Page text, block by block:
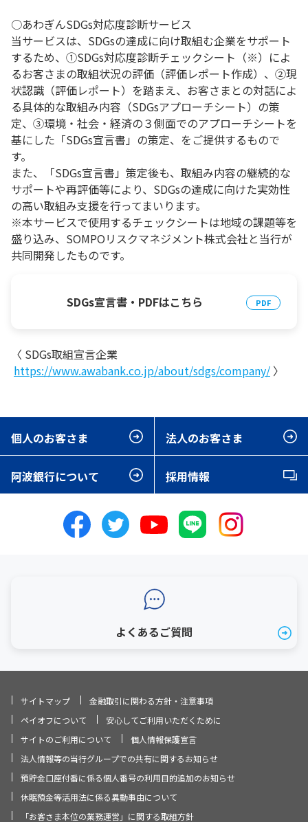
○あわぎんSDGs対応度診断サービス
当サービスは、SDGsの達成に向け取組む企業をサポート
するため、①SDGs対応度診断チェックシート（※）によ
るお客さまの取組状況の評価（評価レポート作成）、②現
状認識（評価レポート）を踏まえ、お客さまとの対話によ
る具体的な取組み内容（SDGsアプローチシート）の策
定、③環境・社会・経済の３側面でのアプローチシートを
基にした「SDGs宣言書」の策定、をご提供するもので
す。
また、「SDGs宣言書」策定後も、取組み内容の継続的な
サポートや再評価等により、SDGsの達成に向けた実効性
の高い取組み支援を行ってまいります。
※本サービスで使用するチェックシートは地域の課題等を
盛り込み、SOMPOリスクマネジメント株式会社と当行が
共同開発したものです。
SDGs宣言書・PDFはこちら
〈 SDGs取組宣言企業
https://www.awabank.co.jp/about/sdgs/company/ 〉
個人のお客さま 法人のお客さま
阿波銀行について 採用情報
よくあるご質問
サイトマップ
金融取引に関わる方針・注意事項
ペイオフについて
安心してご利用いただくために
サイトのご利用について
個人情報保護宣言
法人情報等の当行グループでの共有に関するお知らせ
預貯金口座付番に係る個人番号の利用目的追加のお知らせ
休眠預金等活用法に係る異動事由について
「お客さま本位の業務運営」に関する取組方針